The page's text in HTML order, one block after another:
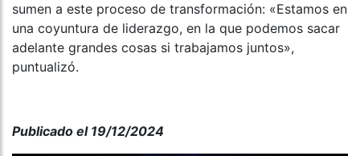
sumen a este proceso de transformación: «Estamos en
una coyuntura de liderazgo, en la que podemos sacar
adelante grandes cosas si trabajamos juntos»,
puntualizó.
Publicado el 19/12/2024